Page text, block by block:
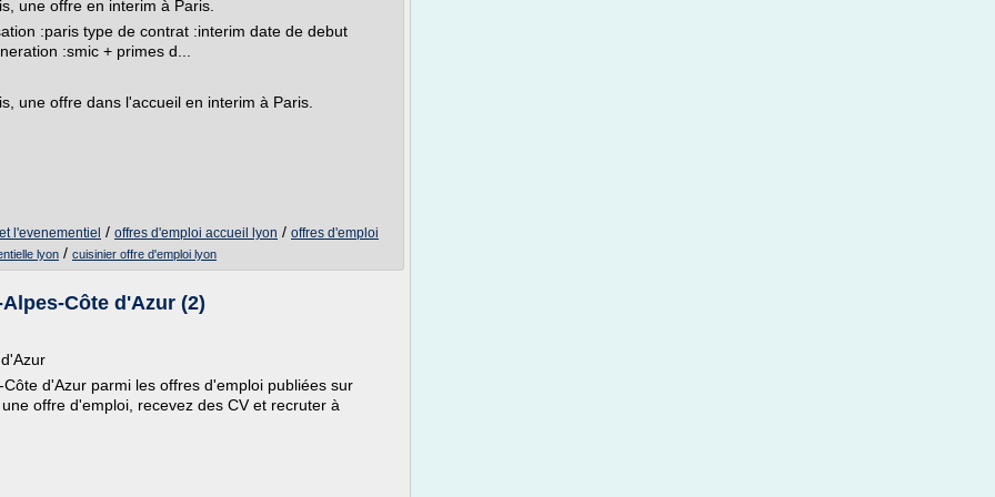
une offre en interim à Paris.
:paris type de contrat :interim date de debut
:smic + primes d...
une offre dans l'accueil en interim à Paris.
l'evenementiel / offres d'emploi accueil lyon / offres d'emploi
lyon / cuisinier offre d'emploi lyon
Côte d'Azur (2)
d'Azur parmi les offres d'emploi publiées sur
offre d'emploi, recevez des CV et recruter à